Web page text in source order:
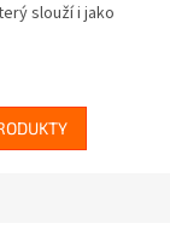
slouží i jako